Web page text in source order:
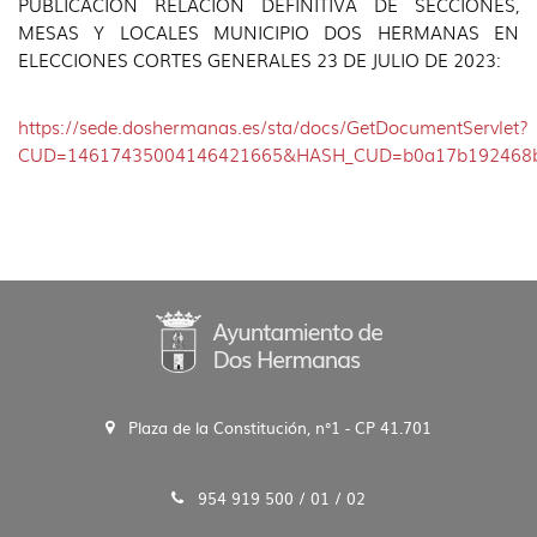
idioma
MESAS Y LOCALES MUNICIPIO DOS HERMANAS EN
ELECCIONES CORTES GENERALES 23 DE JULIO DE 2023:
https://sede.doshermanas.es/sta/docs/GetDocumentServlet?
Plaza de la Constitución, n°1 - CP 41.701
954 919 500 / 01 / 02